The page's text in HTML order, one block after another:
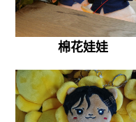
棉花娃娃